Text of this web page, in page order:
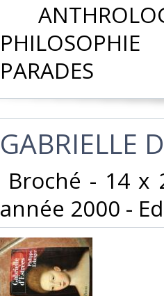
PHILOSOPHIE
PARADES‎
‎GABRIELLE
Broché - 14 x
année 2000 -